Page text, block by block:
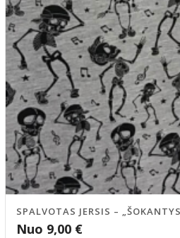
SPALVOTAS JERSIS –
Nuo 9,00 €